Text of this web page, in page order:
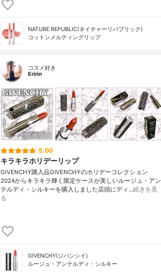
NATURE REPUBLIC(ネイチャーリパブリック)
コットンメルティングリップ
コスメ好き
Eririn
5.00
キラキラホリデーリップ
GIVENCHY購入品GIVENCHYのホリデーコレクション
2024からキラキラ輝く限定ケースが美しいルージュ・アン
テルディ・シルキーを購入しました店頭にディ…続きを見
る
GIVENCHY(ジバンシイ)
ルージュ・アンテルディ・シルキー